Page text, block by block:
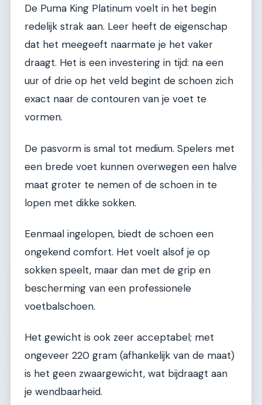
De Puma King Platinum voelt in het begin
redelijk strak aan. Leer heeft de eigenschap
dat het meegeeft naarmate je het vaker
draagt. Het is een investering in tijd: na een
uur of drie op het veld begint de schoen zich
exact naar de contouren van je voet te
vormen.
De pasvorm is smal tot medium. Spelers met
een brede voet kunnen overwegen een halve
maat groter te nemen of de schoen in te
lopen met dikke sokken.
Eenmaal ingelopen, biedt de schoen een
ongekend comfort. Het voelt alsof je op
sokken speelt, maar dan met de grip en
bescherming van een professionele
voetbalschoen.
Het gewicht is ook zeer acceptabel; met
ongeveer 220 gram (afhankelijk van de maat)
is het geen zwaargewicht, wat bijdraagt aan
je wendbaarheid.